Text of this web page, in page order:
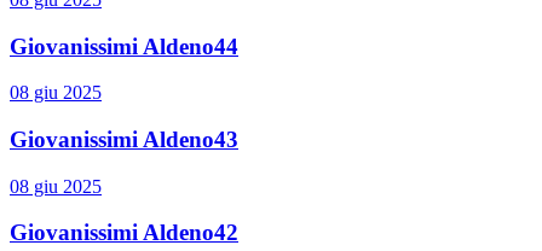
Giovanissimi Aldeno44
08 giu 2025
Giovanissimi Aldeno43
08 giu 2025
Giovanissimi Aldeno42